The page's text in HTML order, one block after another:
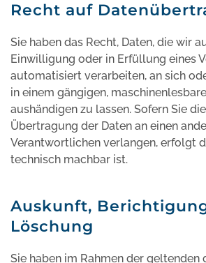
Recht auf
Sie haben das Recht, Daten, die wir
Einwilligung oder in Erfüllung eines
automatisiert verarbeiten, an sich
in einem gängigen,
aushändigen zu lassen. Sofern Sie
Übertragung der Daten an einen
Verantwortlichen verlangen, erfolgt
technisch machbar ist.
Auskunft,
Löschung
Sie haben im Rahmen der geltenden